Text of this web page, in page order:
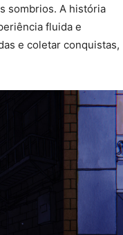
sombrios. A história
fluida e
e coletar conquistas,